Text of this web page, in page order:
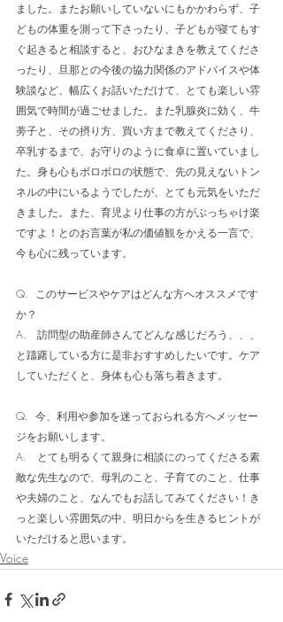
ました。またお願いしていないにもかかわらず、子
どもの体重を測って下さったり、子どもが寝てもす
ぐ起きると相談すると、おひなまきを教えてくださ
ったり、旦那との今後の協力関係のアドバイスや体
験談など、幅広くお話いただけて、とても楽しい雰
囲気で時間が過ごせました。また乳腺炎に効く、牛
蒡子と、その摂り方、買い方まで教えてくださり、
卒乳するまで、お守りのように食卓に置いていまし
た。身も心もボロボロの状態で、先の見えないトン
ネルの中にいるようでしたが、とても元気をいただ
きました。また、育児より仕事の方がぶっちゃけ楽
ですよ！とのお言葉が私の価値観をかえる一言で、
今も心に残っています。
Q.  このサービスやケアはどんな方へオススメです
か？
A.   訪問型の助産師さんてどんな感じだろう、、、
と躊躇している方に是非おすすめしたいです。ケア
していただくと、身体も心も落ち着きます。
Q.  今、利用や参加を迷っておられる方へメッセー
ジをお願いします。
A.   とても明るくて親身に相談にのってくださる素
敵な先生なので、母乳のこと、子育てのこと、仕事
や夫婦のこと、なんでもお話してみてください！き
っと楽しい雰囲気の中、明日からを生きるヒントが
いただけると思います。
Voice